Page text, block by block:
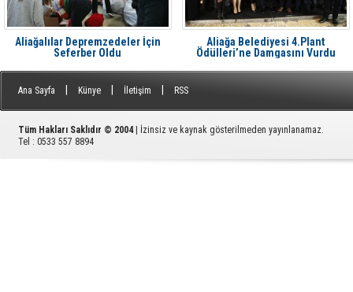
Aliağalılar Depremzedeler İçin
Seferber Oldu
Aliağa Belediyesi 4.Plant
Ödülleri’ne Damgasını Vurdu
Ana Sayfa Künye İletişim RSS
Tüm Hakları Saklıdır © 2004| İzinsiz ve kaynak gösterilmeden yayınlanamaz.
Tel : 0533 557 8894